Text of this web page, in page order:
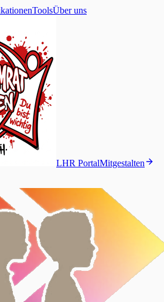
ToolsÜber uns
LHR PortalMitgestalten